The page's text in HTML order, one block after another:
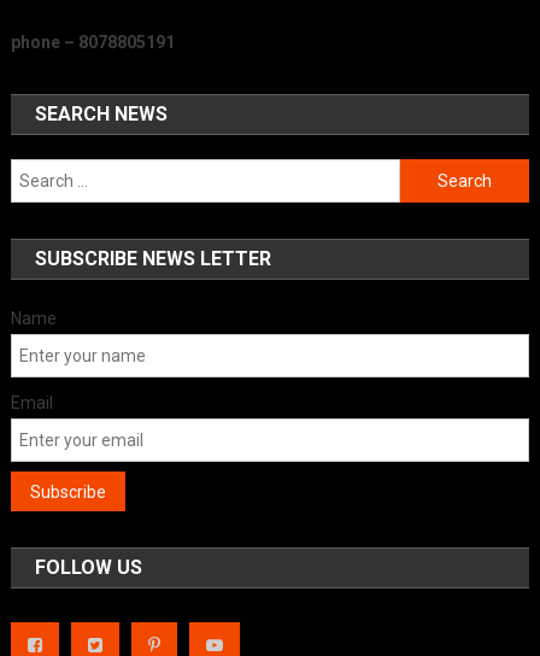
phone – 8078805191
SEARCH NEWS
Search
for:
SUBSCRIBE NEWS LETTER
Name
Email
FOLLOW US